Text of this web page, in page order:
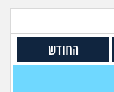
עצות
4
החודש